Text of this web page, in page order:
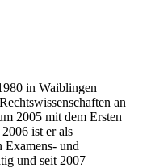
in Waiblingen
an
2005 mit dem Ersten
ist er als
und
und seit 2007